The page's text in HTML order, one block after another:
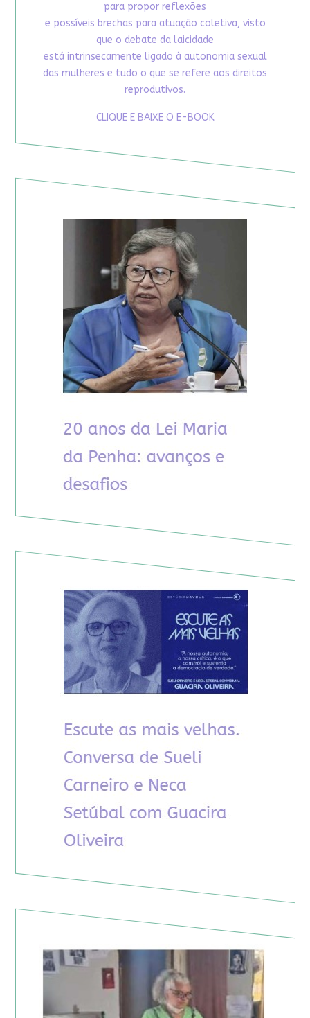
para propor reflexões
e possíveis brechas para atuação coletiva, visto
que o debate da laicidade
está intrinsecamente ligado à autonomia sexual
das mulheres e tudo o que se refere aos direitos
reprodutivos.
CLIQUE E BAIXE O E-BOOK